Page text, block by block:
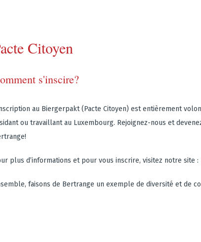
Citoyen
s'inscire?
au Biergerpakt (Pacte Citoyen) est entièrement
ou travaillant au Luxembourg. Rejoignez-nous et
plus d’informations et pour vous inscrire, visitez notre site :
faisons de Bertrange un exemple de diversité et de